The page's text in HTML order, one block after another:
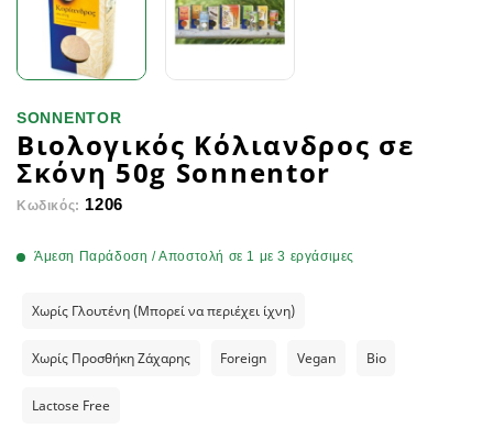
SONNENTOR
Βιολογικός Κόλιανδρος σε
Σκόνη 50g Sonnentor
Κωδικός: 1206
Άμεση Παράδοση / Αποστολή σε 1 με 3 εργάσιμες
Χωρίς Γλουτένη (Μπορεί να περιέχει ίχνη)
Χωρίς Προσθήκη Ζάχαρης Foreign Vegan Bio
Lactose Free